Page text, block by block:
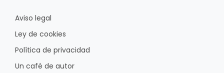
Aviso legal
Ley de cookies
Política de privacidad
Un café de autor